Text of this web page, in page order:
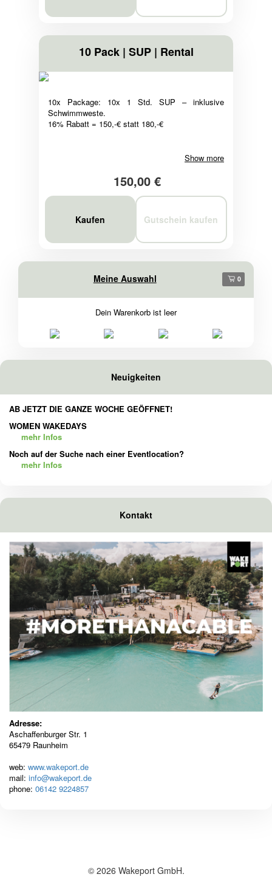
10 Pack | SUP | Rental
10x Package: 10x 1 Std. SUP – inklusive
Schwimmweste.
16% Rabatt = 150,-€ statt 180,-€
Show more
150,00 €
Kaufen Gutschein kaufen
Meine Auswahl 0
Dein Warenkorb ist leer
Neuigkeiten
AB JETZT DIE GANZE WOCHE GEÖFFNET!
WOMEN WAKEDAYS
mehr Infos
Noch auf der Suche nach einer Eventlocation?
mehr Infos
Kontakt
Adresse:
Aschaffenburger Str. 1
65479 Raunheim
web: www.wakeport.de
mail: info@wakeport.de
phone: 06142 9224857
© 2026 Wakeport GmbH.